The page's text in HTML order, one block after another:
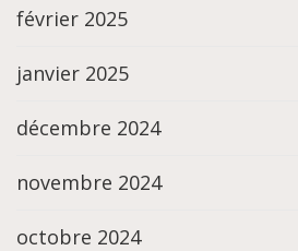
février 2025
janvier 2025
décembre 2024
novembre 2024
octobre 2024